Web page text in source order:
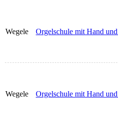
Wegele Orgelschule mit Hand
Wegele Orgelschule mit Hand